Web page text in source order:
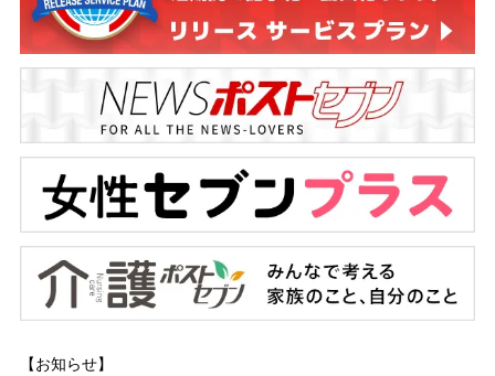
【お知らせ】